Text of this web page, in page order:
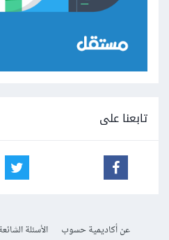
تابعنا على
عن أكاديمية حسوب الأسئلة الشائعة